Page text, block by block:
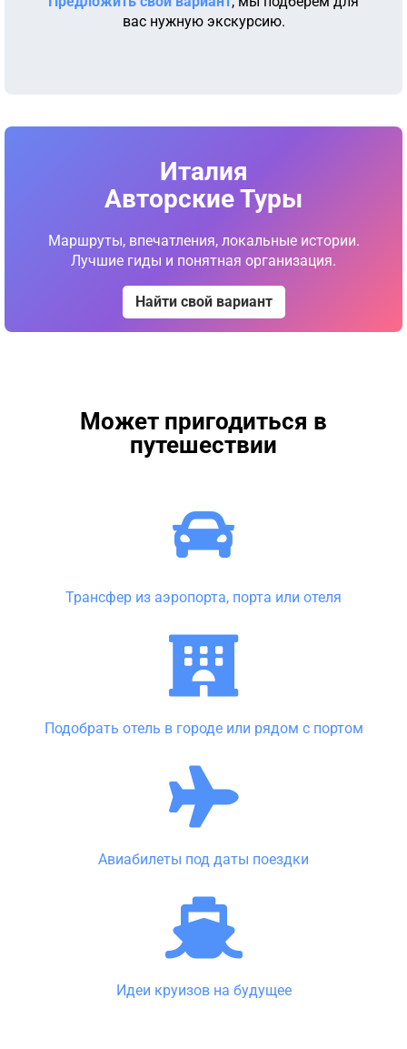
вас нужную экскурсию.
Италия
Авторские Туры
Маршруты, впечатления, локальные истории.
Лучшие гиды и понятная организация.
Найти свой вариант
Может пригодиться в
путешествии
Трансфер из аэропорта, порта или отеля
Подобрать отель в городе или рядом с портом
Авиабилеты под даты поездки
Идеи круизов на будущее